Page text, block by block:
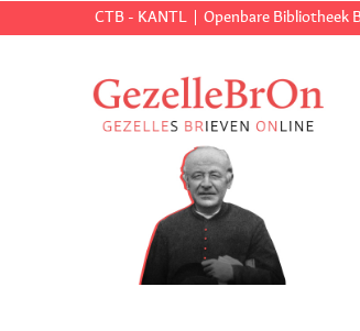
CTB - KANTL Openbare Bibliotheek